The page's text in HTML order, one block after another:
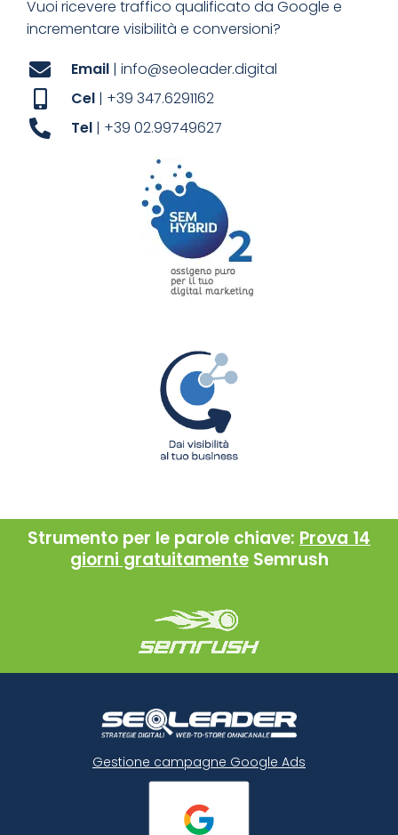
Vuoi ricevere traffico qualificato da Google e
incrementare visibilità e conversioni?
Email | info@seoleader.digital
Cel | +39 347.6291162
Tel | +39 02.99749627
Strumento per le parole chiave: Prova 14
giorni gratuitamente Semrush
Gestione campagne Google Ads